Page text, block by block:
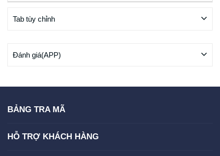
Tab tùy chỉnh
Đánh giá(APP)
BẢNG TRA MÃ
HỖ TRỢ KHÁCH HÀNG